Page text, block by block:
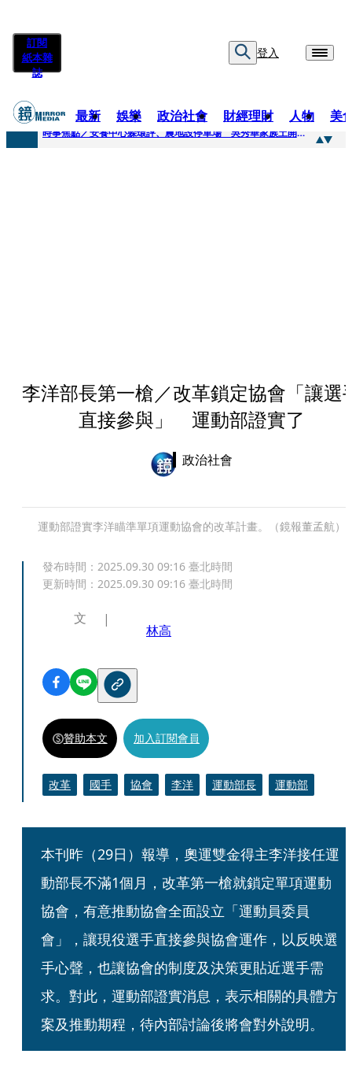
訂閱
紙本雜
誌
登入
最新 娛樂 政治社會 財經理財 人物 美
快訊
時事焦點／安養中心躲環評、農地設停車場 吳秀華家族土開爭議連環爆
李洋部長第一槍／改革鎖定協會「讓選
直接參與」 運動部證實了
政治社會
運動部證實李洋瞄準單項運動協會的改革計畫。（鏡報董孟航）
發布時間： 2025.09.30 09:16 臺北時間
更新時間： 2025.09.30 09:16 臺北時間
文
林高
贊助本文 加入訂閱會員
改革 國手 協會 李洋 運動部長 運動部
本刊昨（29日）報導，奧運雙金得主李洋接任運
動部長不滿1個月，改革第一槍就鎖定單項運動
協會，有意推動協會全面設立「運動員委員
會」，讓現役選手直接參與協會運作，以反映選
手心聲，也讓協會的制度及決策更貼近選手需
求。對此，運動部證實消息，表示相關的具體方
案及推動期程，待內部討論後將會對外說明。